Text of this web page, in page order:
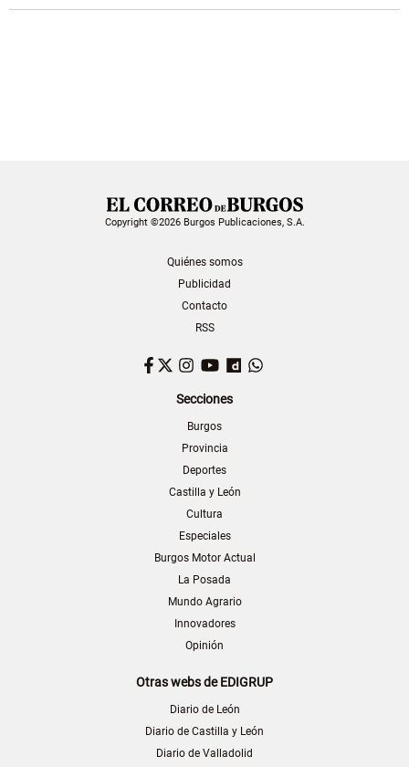
Copyright ©2026 Burgos Publicaciones, S.A.
Quiénes somos
Publicidad
Contacto
RSS
Facebook
TwitterInstagram
YouTubeDailymotion
Secciones
Burgos
Provincia
Deportes
Castilla y León
Cultura
Especiales
Burgos Motor Actual
La Posada
Mundo Agrario
Innovadores
Opinión
Otras webs de EDIGRUP
Diario de León
Diario de Castilla y León
Diario de Valladolid